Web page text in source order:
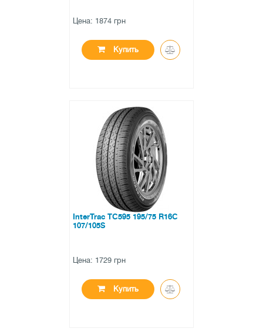
Цена: 1874 грн
Купить
нет в наличии
0 отзывов
InterTrac TC595 195/75 R16C
107/105S
Цена: 1729 грн
Купить